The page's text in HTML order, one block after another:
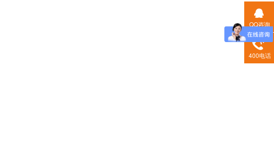
QQ咨询
400电话